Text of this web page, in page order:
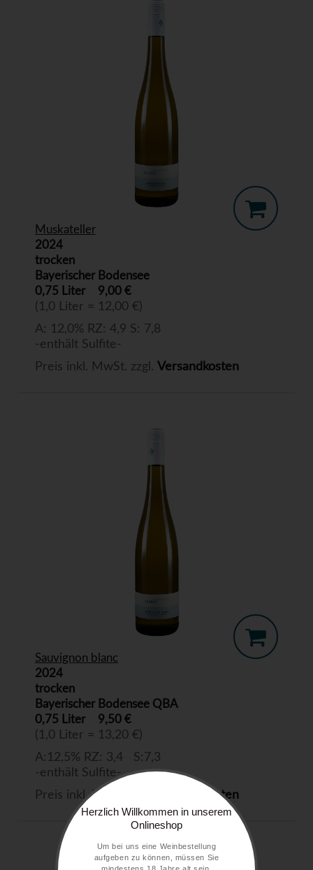
Muskateller
2024
trocken
Bayerischer Bodensee
0,75 Liter
9,00 €
(1,0 Liter = 12,00 €)
A: 12,0% RZ: 4,9 S: 7,8
-enthält Sulfite-
Preis inkl. MwSt. zzgl. Versandkosten
Sauvignon blanc
2024
trocken
Bayerischer Bodensee QBA
0,75 Liter
9,50 €
(1,0 Liter = 13,20 €)
A:12,5% RZ: 3,4 S:7,3
-enthält Sulfite-
Preis inkl. MwSt. zzgl.
Versandkosten
Herzlich Willkommen in unserem
Onlineshop
Um bei uns eine Weinbestellung
aufgeben zu können, müssen Sie